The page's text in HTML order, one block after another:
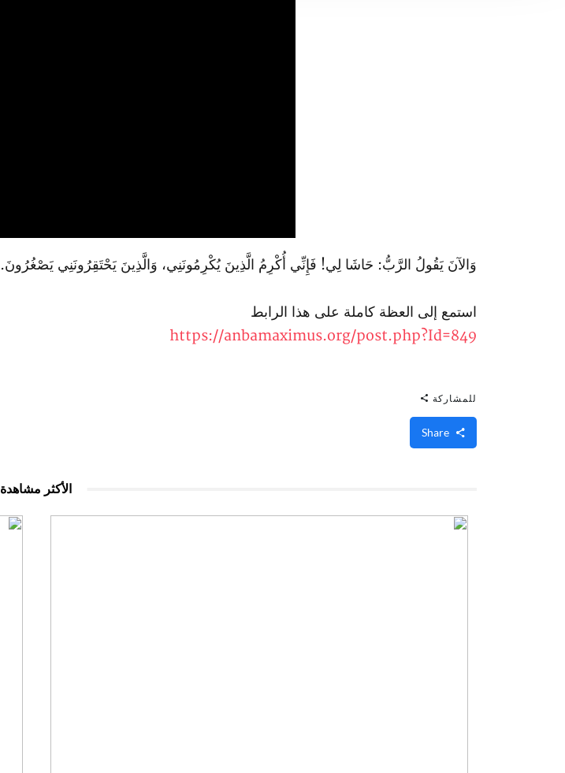
وَالآنَ يَقُولُ الرَّبُّ: حَاشَا لِي! فَإِنِّي أُكْرِمُ الَّذِينَ يُكْرِمُونَنِي، وَالَّذِينَ يَحْتَقِرُونَنِي يَصْغُرُونَ.
استمع إلى العظة كاملة على هذا الرابط
https://anbamaximus.org/post.php?Id=849
للمشاركة
الأكثر مشاهدة